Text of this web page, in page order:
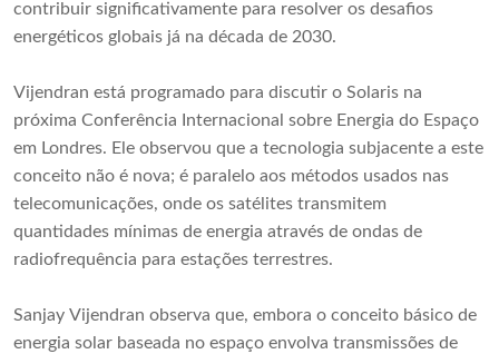
contribuir significativamente para resolver os desafios
energéticos globais já na década de 2030.
Vijendran está programado para discutir o Solaris na
próxima Conferência Internacional sobre Energia do Espaço
em Londres. Ele observou que a tecnologia subjacente a este
conceito não é nova; é paralelo aos métodos usados ​​nas
telecomunicações, onde os satélites transmitem
quantidades mínimas de energia através de ondas de
radiofrequência para estações terrestres.
Sanjay Vijendran observa que, embora o conceito básico de
energia solar baseada no espaço envolva transmissões de